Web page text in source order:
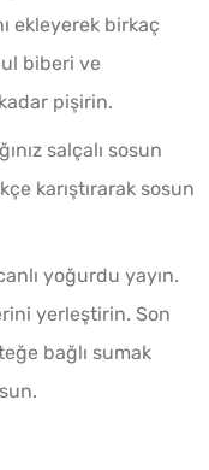
ekleyerek birkaç
biberi ve
pişirin.
salçalı sosun
karıştırarak sosun
yoğurdu yayın.
yerleştirin. Son
bağlı sumak